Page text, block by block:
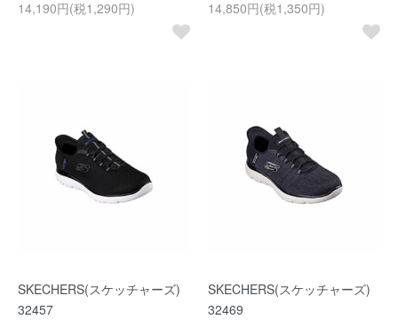
14,190円(税1,290円)
14,850円(税1,350円)
SKECHERS(スケッチャーズ)
32457
SKECHERS(スケッチャーズ)
32469